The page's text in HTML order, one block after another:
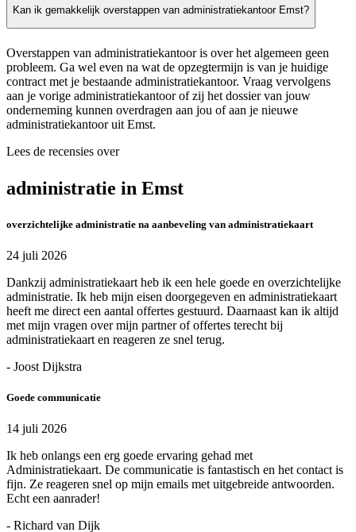
Kan ik gemakkelijk overstappen van administratiekantoor Emst?
Overstappen van administratiekantoor is over het algemeen geen
probleem. Ga wel even na wat de opzegtermijn is van je huidige
contract met je bestaande administratiekantoor. Vraag vervolgens
aan je vorige administratiekantoor of zij het dossier van jouw
onderneming kunnen overdragen aan jou of aan je nieuwe
administratiekantoor uit Emst.
Lees de recensies over
administratie in Emst
overzichtelijke administratie na aanbeveling van administratiekaart
24 juli 2026
Dankzij administratiekaart heb ik een hele goede en overzichtelijke
administratie. Ik heb mijn eisen doorgegeven en administratiekaart
heeft me direct een aantal offertes gestuurd. Daarnaast kan ik altijd
met mijn vragen over mijn partner of offertes terecht bij
administratiekaart en reageren ze snel terug.
- Joost Dijkstra
Goede communicatie
14 juli 2026
Ik heb onlangs een erg goede ervaring gehad met
Administratiekaart. De communicatie is fantastisch en het contact is
fijn. Ze reageren snel op mijn emails met uitgebreide antwoorden.
Echt een aanrader!
- Richard van Dijk